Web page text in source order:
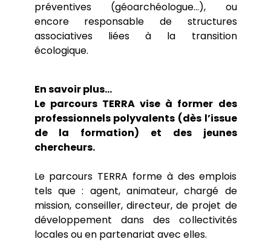
Brochures et Emplois du temps
Rattrapages de fin d’année
Tutorats
Autres documents utiles
(Trajectoires et Alternatives en
Environnement)
Le parcours G2M (Géomatique,
Géodécisionnel, Géomarketing et Multimédia)
Master Géographie Parcours VARAP (dernière
Candidater au Master, TERRA ou G2M (rentrée
2026)
Laboratoires de recherche
Écoles doctorales
Hauts lieux
Cartothèque
Cantoche
Le POPS
La station météorologique
Le potager du département
Rucher de Paris 8
Présentation
préventives (géoarchéologue…), ou
encore responsable de structures
associatives liées à la transition
écologique.
En savoir plus…
Le parcours TERRA vise à former des
professionnels polyvalents (dès l’issue
de la formation) et des jeunes
chercheurs.
Le parcours TERRA forme à des emplois
tels que : agent, animateur, chargé de
mission, conseiller, directeur, de projet de
développement dans des collectivités
locales ou en partenariat avec elles.